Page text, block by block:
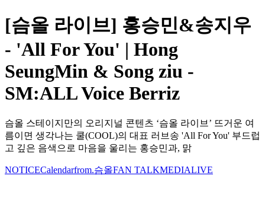
[슴올 라이브] 홍승민&송지우
- 'All For You' | Hong
SeungMin & Song ziu -
SM:ALL Voice Berriz
슴올 스테이지만의 오리지널 콘텐츠 ‘슴올 라이브’ 뜨거운 여
름이면 생각나는 쿨(COOL)의 대표 러브송 'All For You' 부드럽
고 깊은 음색으로 마음을 울리는 홍승민과, 맑
NOTICECalendarfrom.슴올FAN TALKMEDIALIVE